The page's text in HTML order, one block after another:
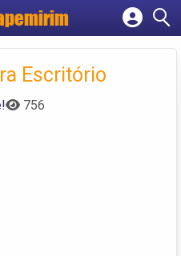
empresa
conta
Escritório
756